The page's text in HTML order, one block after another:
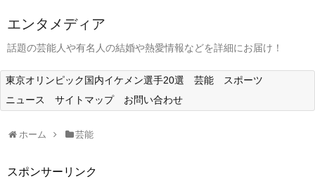
エンタメディア
話題の芸能人や有名人の結婚や熱愛情報などを詳細にお届け！
東京オリンピック国内イケメン選手20選 芸能
スポーツ
ニュース
サイトマップ お問い合わせ
ホーム 芸能
スポンサーリンク